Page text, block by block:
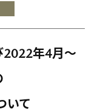
2022年4月～
いて